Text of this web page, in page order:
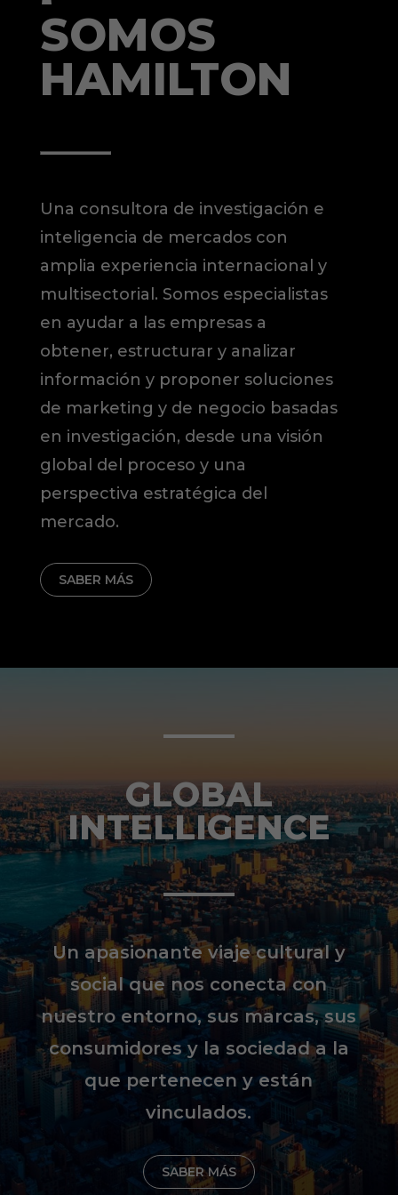
SOMOS
HAMILTON
Una consultora de investigación e
inteligencia de mercados con
amplia experiencia internacional y
multisectorial. Somos especialistas
en ayudar a las empresas a
obtener, estructurar y analizar
información y proponer soluciones
de marketing y de negocio basadas
en investigación, desde una visión
global del proceso y una
perspectiva estratégica del
mercado.
SABER MÁS
GLOBAL
INTELLIGENCE
Un apasionante viaje cultural y
social que nos conecta con
nuestro entorno, sus marcas, sus
consumidores y la sociedad a la
que pertenecen y están
vinculados.
SABER MÁS